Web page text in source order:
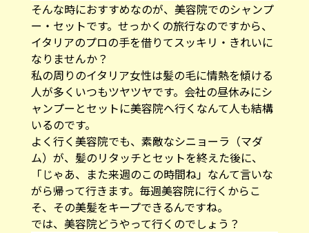
そんな時におすすめなのが、美容院でのシャンプ
ー・セットです。せっかくの旅行なのですから、
イタリアのプロの手を借りてスッキリ・きれいに
なりませんか？
私の周りのイタリア女性は髪の毛に情熱を傾ける
人が多くいつもツヤツヤです。会社の昼休みにシ
ャンプーとセットに美容院へ行くなんて人も結構
いるのです。
よく行く美容院でも、素敵なシニョーラ（マダ
ム）が、髪のリタッチとセットを終えた後に、
「じゃあ、また来週のこの時間ね」なんて言いな
がら帰って行きます。毎週美容院に行くからこ
そ、その美髪をキープできるんですね。
では、美容院どうやって行くのでしょう？